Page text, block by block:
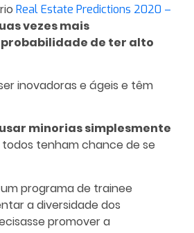
Real Estate Predictions 2020 –
vezes mais
de ter alto
inovadoras e ágeis e têm
minorias simplesmente
tenham chance de se
programa de trainee
a diversidade dos
promover a